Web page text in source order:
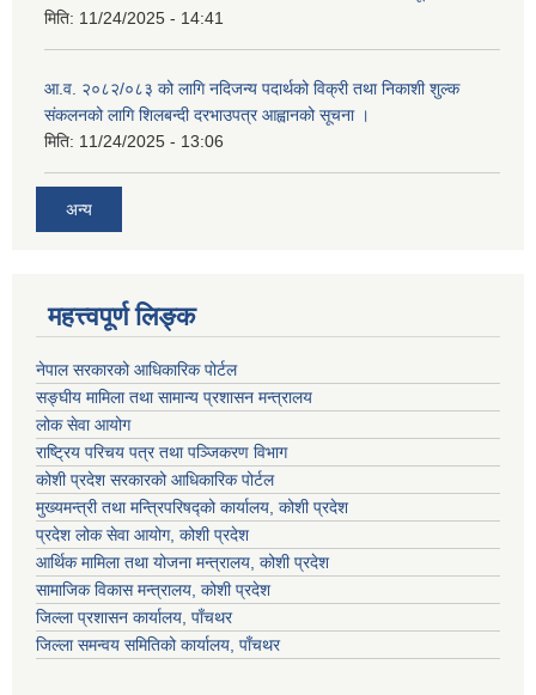
मिति: 11/24/2025 - 14:41
आ.व. २०८२/०८३ को लागि नदिजन्य पदार्थको विक्री तथा निकाशी शुल्क
संकलनको लागि शिलबन्दी दरभाउपत्र आह्वानको सूचना ।
मिति: 11/24/2025 - 13:06
अन्य
महत्त्वपूर्ण लिङ्क
नेपाल सरकारको आधिकारिक पोर्टल
सङ्‍घीय मामिला तथा सामान्य प्रशासन मन्त्रालय
लोक सेवा आयोग
राष्ट्रिय परिचय पत्र तथा पञ्जिकरण विभाग
कोशी प्रदेश सरकारको आधिकारिक पोर्टल
मुख्यमन्त्री तथा मन्त्रिपरिषद्को कार्यालय, कोशी प्रदेश
प्रदेश लोक सेवा आयोग, कोशी प्रदेश
आर्थिक मामिला तथा योजना मन्त्रालय, कोशी प्रदेश
सामाजिक विकास मन्त्रालय, कोशी प्रदेश
जिल्ला प्रशासन कार्यालय, पाँचथर
जिल्ला समन्वय समितिको कार्यालय, पाँचथर